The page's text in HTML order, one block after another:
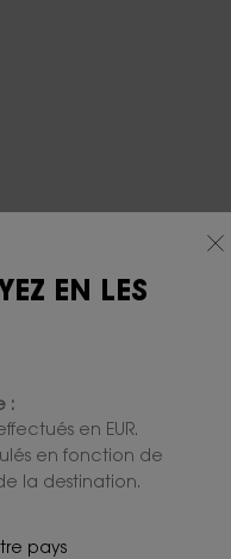
flou zéro
EN LES
:
en EUR.
en fonction de
la destination.
pays